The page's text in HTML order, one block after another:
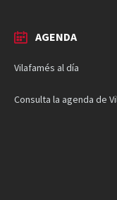
AGENDA
Vilafamés al día
Consulta la agenda de